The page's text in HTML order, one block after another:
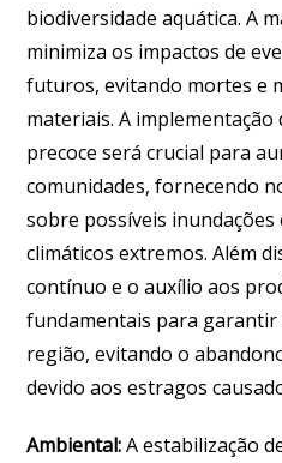
biodiversidade aquática. A
minimiza os impactos de
futuros, evitando mortes e
materiais. A implementação
precoce será crucial para
comunidades, fornecendo
sobre possíveis
climáticos extremos. Além
contínuo e o auxílio aos
fundamentais para garantir
região, evitando o
devido aos estragos
Ambiental:A estabilização